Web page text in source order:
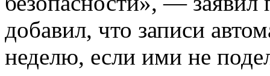
добавил, что записи
неделю, если ими не